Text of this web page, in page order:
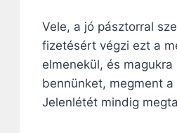
Vele, a jó pásztorral
fizetésért végzi ezt a
elmenekül, és
bennünket, megment
Jelenlétét mindig